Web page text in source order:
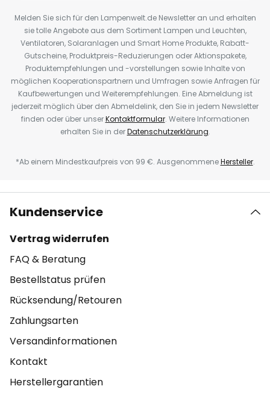
Melden Sie sich für den Lampenwelt.de Newsletter an und erhalten
sie tolle Angebote aus dem Sortiment Lampen und Leuchten,
Ventilatoren, Solaranlagen und Smart Home Produkte, Rabatt-
Gutscheine, Produktpreis-Reduzierungen oder Aktionspakete,
Produktempfehlungen und -vorstellungen sowie Inhalte von
möglichen Kooperationspartnern und Umfragen sowie Anfragen für
Kaufbewertungen und Weiterempfehlungen. Eine Abmeldung ist
jederzeit möglich über den Abmeldelink, den Sie in jedem Newsletter
finden oder über unserKontaktformular. Weitere Informationen
erhalten Sie in derDatenschutzerklärung.
*Ab einem Mindestkaufpreis von 99 €. AusgenommeneHersteller.
Kundenservice
Vertrag widerrufen
FAQ & Beratung
Bestellstatus prüfen
Rücksendung/Retouren
Zahlungsarten
Versandinformationen
Kontakt
Herstellergarantien